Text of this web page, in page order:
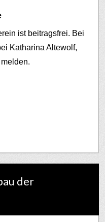
ist beitragsfrei. Bei
Katharina Altewolf,
der